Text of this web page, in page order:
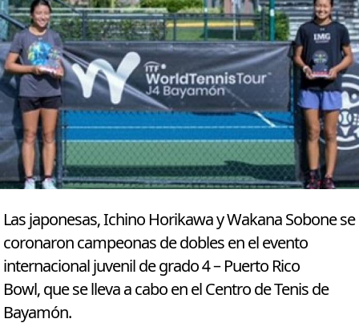
Las japonesas, Ichino Horikawa y Wakana Sobone se
coronaron campeonas de dobles en el evento
internacional juvenil de grado 4 – Puerto Rico
Bowl, que se lleva a cabo en el Centro de Tenis de
Bayamón.